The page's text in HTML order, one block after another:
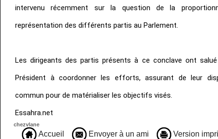
intervenu récemment sur la question de la
représentation des différents partis au Parlement.
Les dirigeants des partis présents à ce conclave ont salué
Président à coordonner les efforts, assurant de leur
commun pour de matérialiser les objectifs visés.
Essahra.net
chezvlane
Accueil Envoyer à un ami Version